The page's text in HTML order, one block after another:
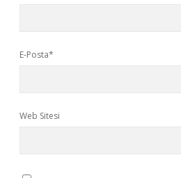
E-Posta*
Web Sitesi